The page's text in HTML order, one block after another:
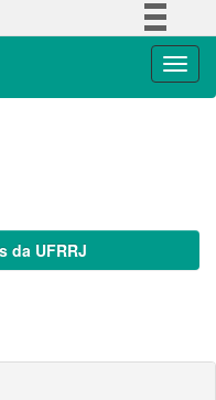
da UFRRJ